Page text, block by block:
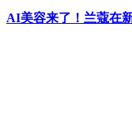
​AI美容来了！兰蔻在